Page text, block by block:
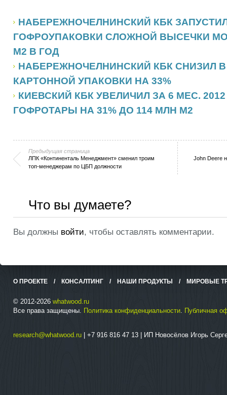
НАБЕРЕЖНОЧЕЛНИНСКИЙ КБК
ГОФРОУПАКОВКИ СЛОЖНОЙ ВЫСЕЧКИ
М2 В ГОД
НАБЕРЕЖНОЧЕЛНИНСКИЙ КБК СНИЗИЛ В
КАРТОННОЙ УПАКОВКИ НА 33%
КИЕВСКИЙ КБК УВЕЛИЧИЛ ЗА 6 МЕС.
ГОФРОТАРЫ НА 31% ДО 114 МЛН М2
Предыдущая страница
ЛПК «Континенталь Менеджмент» сменил троим
топ-менеджерам по ЦБП должности
John Deere
Что вы думаете?
Вы должны войти, чтобы оставлять комментарии.
О ПРОЕКТЕ / КОНСАЛТИНГ / НАШИ ПРОДУКТЫ / МИРОВЫЕ
© 2012-2026 whatwood.ru
Все права защищены. Политика конфиденциальности. Публичная
research@whatwood.ru | +7 916 816 47 13 | ИП Новосёлов Игорь